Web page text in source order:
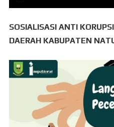
SOSIALISASI ANTI
DAERAH KABUPATEN